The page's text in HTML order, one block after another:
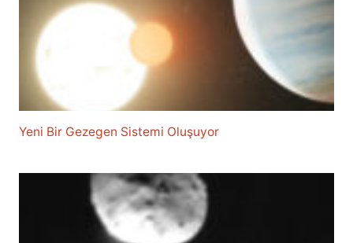
Yeni Bir Gezegen Sistemi Oluşuyor